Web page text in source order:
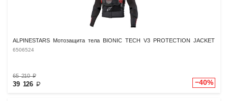
ALPINESTARS Мотозащита тела BIONIC TECH V3 PROTECTION JACKET
6506524
65 210₽
39 126 ₽ −40%